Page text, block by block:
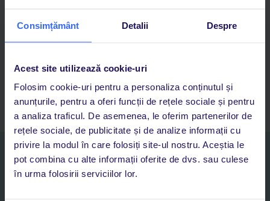
Consimțământ Detalii Despre
Acest site utilizează cookie-uri
Folosim cookie-uri pentru a personaliza conținutul și
anunțurile, pentru a oferi funcții de rețele sociale și pentru
a analiza traficul. De asemenea, le oferim partenerilor de
rețele sociale, de publicitate și de analize informații cu
privire la modul în care folosiți site-ul nostru. Aceștia le
pot combina cu alte informații oferite de dvs. sau culese
în urma folosirii serviciilor lor.
Cauți rapid vacanțe și hoteluri din toată lumea
Adaugi la favorite vacanțele care îți plac și revii oricând la ele
singură aplicație
Asistență 24/7 prin chat, pe toată durata vacanței
Abonați-vă la newsletter
NUME SI PRENUME*